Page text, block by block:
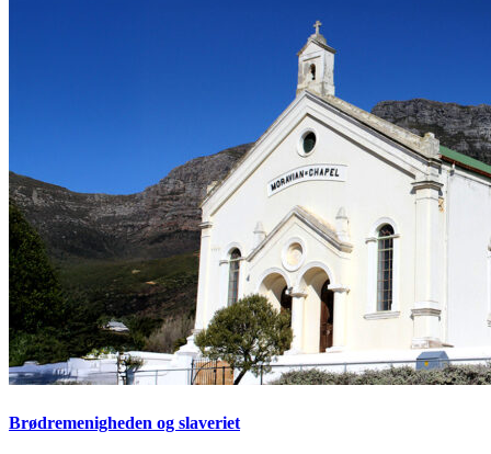
Brødremenigheden og slaveriet